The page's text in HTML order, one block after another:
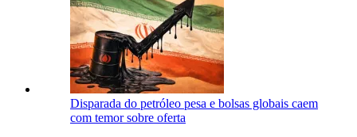
Disparada do petróleo pesa e bolsas globais caem
com temor sobre oferta